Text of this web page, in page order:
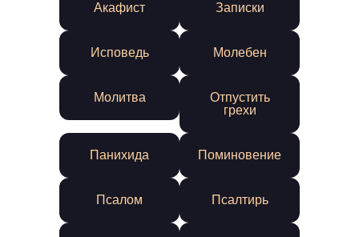
Акафист Записки
Исповедь Молебен
Молитва
Отпустить
грехи
Панихида Поминовение
Псалом Псалтирь